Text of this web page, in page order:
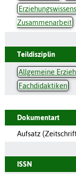
Zusammenarbeit
Teildisziplin
Allgemeine
Fachdidaktiken
Dokumentart
Aufsatz
ISSN